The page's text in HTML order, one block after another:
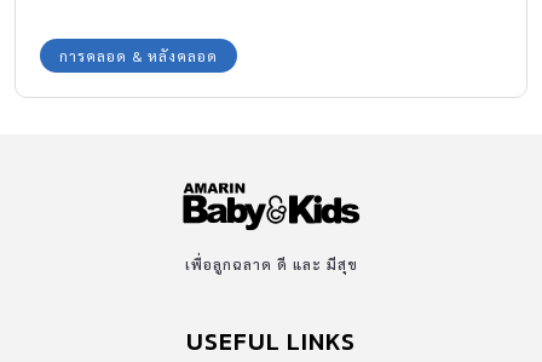
การคลอด & หลังคลอด
เพื่อลูกฉลาด ดี และ มีสุข
USEFUL LINKS